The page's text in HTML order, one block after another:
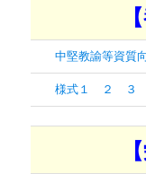
中堅教諭等資質
様式１
２ ３